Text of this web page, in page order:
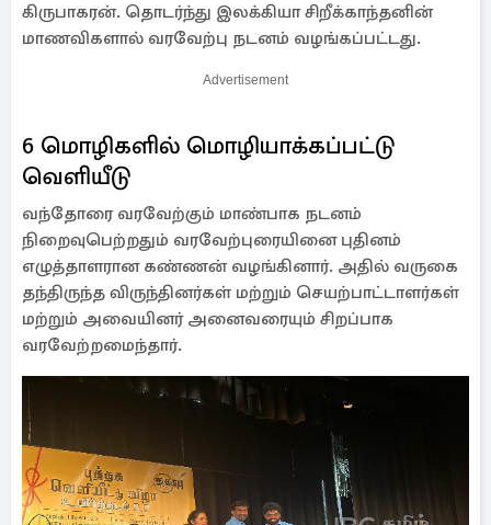
கிருபாகரன். தொடர்ந்து இலக்கியா சிறீக்காந்தனின்
மாணவிகளால் வரவேற்பு நடனம் வழங்கப்பட்டது.
Advertisement
6 மொழிகளில் மொழியாக்கப்பட்டு
வெளியீடு
வந்தோரை வரவேற்கும் மாண்பாக நடனம்
நிறைவுபெற்றதும் வரவேற்புரையினை புதினம்
எழுத்தாளரான கண்ணன் வழங்கினார். அதில் வருகை
தந்திருந்த விருந்தினர்கள் மற்றும் செயற்பாட்டாளர்கள்
மற்றும் அவையினர் அனைவரையும் சிறப்பாக
வரவேற்றமைந்தார்.